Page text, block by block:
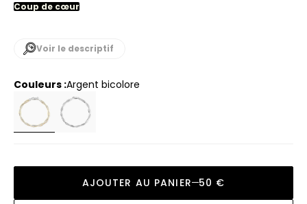
Coup de cœur
Voir le descriptif
Couleurs : argent bicolore
AJOUTER AU PANIER 50 €